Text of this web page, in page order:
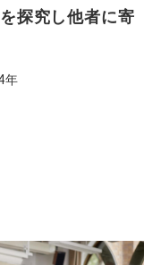
探究し他者に寄
年